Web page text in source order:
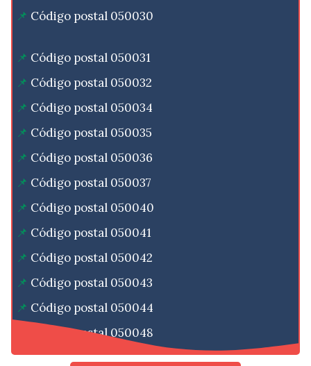
Código postal 050030
Código postal 050031
Código postal 050032
Código postal 050034
Código postal 050035
Código postal 050036
Código postal 050037
Código postal 050040
Código postal 050041
Código postal 050042
Código postal 050043
Código postal 050044
Código postal 050048